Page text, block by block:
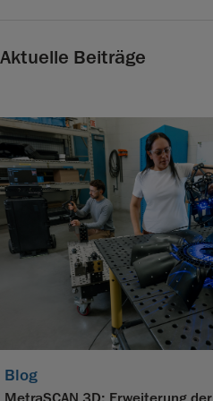
Aktuelle Beiträge
Blog